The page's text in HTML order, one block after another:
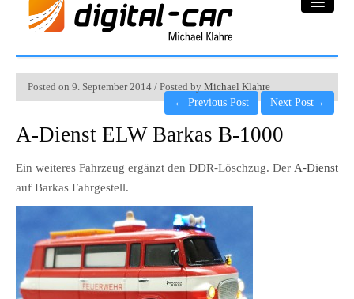
DC-Car® Bereich
Downloadbereich
Datenschutzerklärung
Posted on 9. September 2014 / Posted by Michael Klahre
← Previous Post Next Post→
A-Dienst ELW Barkas B-1000
Ein weiteres Fahrzeug ergänzt den DDR-Löschzug. Der A-Dienst
auf Barkas Fahrgestell.